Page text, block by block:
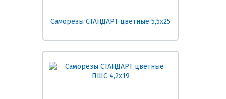
Саморезы СТАНДАРТ цветные 5,5х25